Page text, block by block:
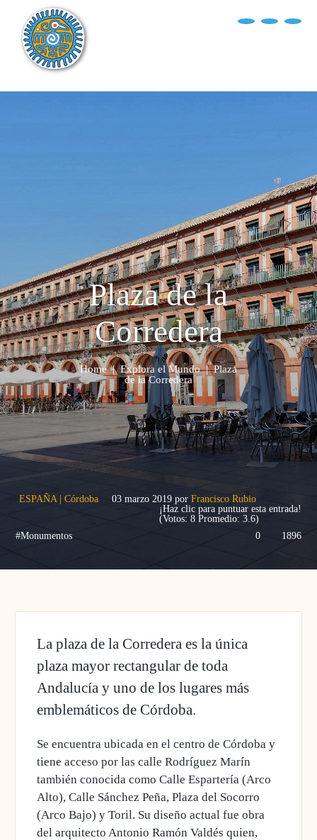
replica rolex air king watches
ENTREVISTAS
¿QUIÉN SOY?
Plaza de la
Corredera
Home |Explora el Mundo |Plaza
de la Corredera
ESPAÑA|Córdoba 03 marzo 2019 porFrancisco Rubio
¡Haz clic para puntuar esta entrada!
(Votos: 8Promedio: 3.6)
#Monumentos
1896
0
La plaza de la Corredera es la única
plaza mayor rectangular de toda
Andalucía y uno de los lugares más
emblemáticos de Córdoba.
Se encuentra ubicada en el centro de Córdoba y
tiene acceso por las calle Rodríguez Marín
también conocida como Calle Espartería (Arco
Alto), Calle Sánchez Peña, Plaza del Socorro
(Arco Bajo) y Toril. Su diseño actual fue obra
del arquitecto Antonio Ramón Valdés quien,